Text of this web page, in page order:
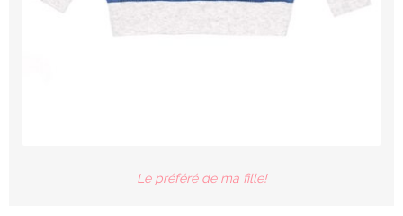
Le préféré de ma fille!